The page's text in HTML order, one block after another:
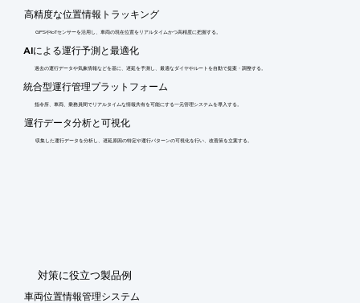
高精度な位置情報トラッキング
GPSやIoTセンサーを活用し、車両の現在位置をリアルタイムかつ高精度に把握する。
AIによる運行予測と最適化
過去の運行データや気象情報などを基に、遅延を予測し、最適なダイヤやルートを自動で提案・調整する。
統合型運行管理プラットフォーム
指令所、車両、乗務員間でリアルタイムな情報共有を可能にする一元管理システムを導入する。
運行データ分析と可視化
収集した運行データを分析し、遅延原因の特定や運行パターンの可視化を行い、改善策を立案する。
​対策に役立つ製品例
車両位置情報管理システム